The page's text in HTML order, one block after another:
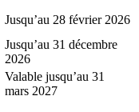
Jusqu’au 28 février 2026
Jusqu’au 31 décembre
2026
Valable jusqu’au 31
mars 2027